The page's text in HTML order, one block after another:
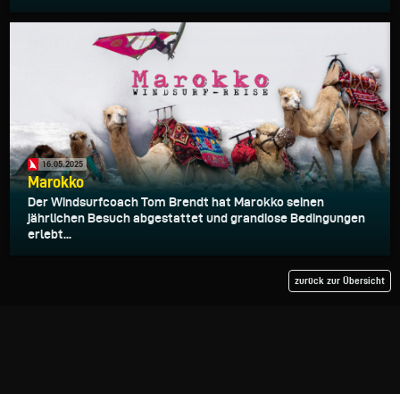
16.05.2025
Marokko
Der Windsurfcoach Tom Brendt hat Marokko seinen
jährlichen Besuch abgestattet und grandiose Bedingungen
erlebt...
zurück zur Übersicht